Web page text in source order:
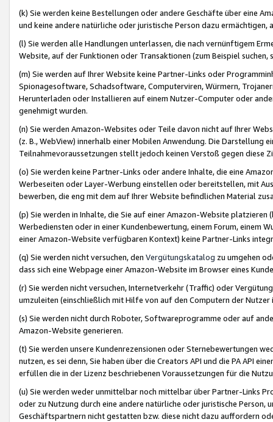
(k) Sie werden keine Bestellungen oder andere Geschäfte über eine
und keine andere natürliche oder juristische Person dazu
(l) Sie werden alle Handlungen unterlassen, die nach vernünftigem
Website, auf der Funktionen oder Transaktionen (zum Beispiel
(m) Sie werden auf Ihrer Website keine Partner-Links oder
Spionagesoftware, Schadsoftware, Computerviren, Würmern,
Herunterladen oder Installieren auf einem Nutzer-Computer oder
genehmigt wurden.
(n) Sie werden Amazon-Websites oder Teile davon nicht auf Ihrer
(z. B., WebView) innerhalb einer Mobilen Anwendung. Die Darstellung
Teilnahmevoraussetzungen stellt jedoch keinen Verstoß gegen diese
(o) Sie werden keine Partner-Links oder andere Inhalte, die eine
Werbeseiten oder Layer-Werbung einstellen oder bereitstellen, mit
bewerben, die eng mit dem auf Ihrer Website befindlichen Material
(p) Sie werden in Inhalte, die Sie auf einer Amazon-Website
Werbediensten oder in einer Kundenbewertung, einem Forum, einem
einer Amazon-Website verfügbaren Kontext) keine Partner-Links
(q) Sie werden nicht versuchen, den Vergütungskatalog zu umgehen
dass sich eine Webpage einer Amazon-Website im Browser eines
(r) Sie werden nicht versuchen, Internetverkehr (Traffic) oder
umzuleiten (einschließlich mit Hilfe von auf den Computern der
(s) Sie werden nicht durch Roboter, Softwareprogramme oder auf
Amazon-Website generieren.
(t) Sie werden unsere Kundenrezensionen oder Sternebewertungen
nutzen, es sei denn, Sie haben über die Creators API und die PA API
erfüllen die in der Lizenz beschriebenen Voraussetzungen für die
(u) Sie werden weder unmittelbar noch mittelbar über Partner-Links
oder zu Nutzung durch eine andere natürliche oder juristische
Geschäftspartnern nicht gestatten bzw. diese nicht dazu auffordern